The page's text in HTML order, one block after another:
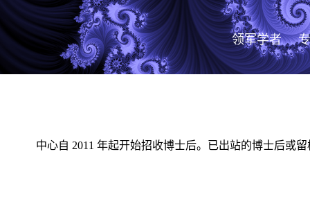
领军学者
中心自 2011 年起开始招收博士后。已出站的博士后或